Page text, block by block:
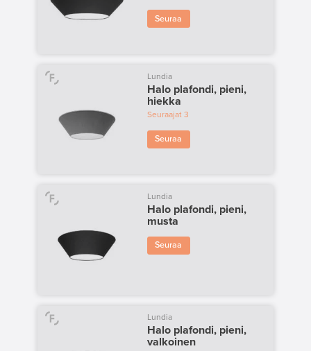
Seuraa
Lundia
Halo plafondi, pieni,
hiekka
Seuraajat3
Seuraa
Lundia
Halo plafondi, pieni,
musta
Seuraa
Lundia
Halo plafondi, pieni,
valkoinen